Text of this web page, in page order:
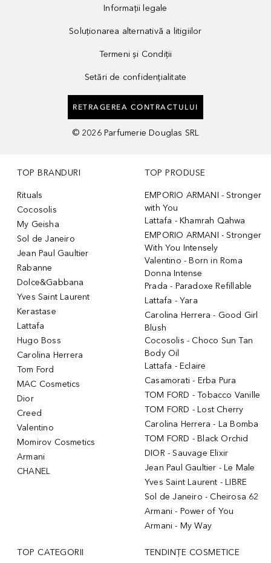
Informații legale
Soluționarea alternativă a litigiilor
Termeni și Condiții
Setări de confidențialitate
RETRAGEREA CONTRACTULUI
© 2026 Parfumerie Douglas SRL
TOP BRANDURI
Rituals
Cocosolis
My Geisha
Sol de Janeiro
Jean Paul Gaultier
Rabanne
Dolce&Gabbana
Yves Saint Laurent
Kerastase
Lattafa
Hugo Boss
Carolina Herrera
Tom Ford
MAC Cosmetics
Dior
Creed
Valentino
Momirov Cosmetics
Armani
CHANEL
TOP PRODUSE
EMPORIO ARMANI - Stronger
with You
Lattafa - Khamrah Qahwa
EMPORIO ARMANI - Stronger
With You Intensely
Valentino - Born in Roma
Donna Intense
Prada - Paradoxe Refillable
Lattafa - Yara
Carolina Herrera - Good Girl
Blush
Cocosolis - Choco Sun Tan
Body Oil
Lattafa - Eclaire
Casamorati - Erba Pura
TOM FORD - Tobacco Vanille
TOM FORD - Lost Cherry
Carolina Herrera - La Bomba
TOM FORD - Black Orchid
DIOR - Sauvage Elixir
Jean Paul Gaultier - Le Male
Yves Saint Laurent - LIBRE
Sol de Janeiro - Cheirosa 62
Armani - Power of You
Armani - My Way
TOP CATEGORII TENDINȚE COSMETICE